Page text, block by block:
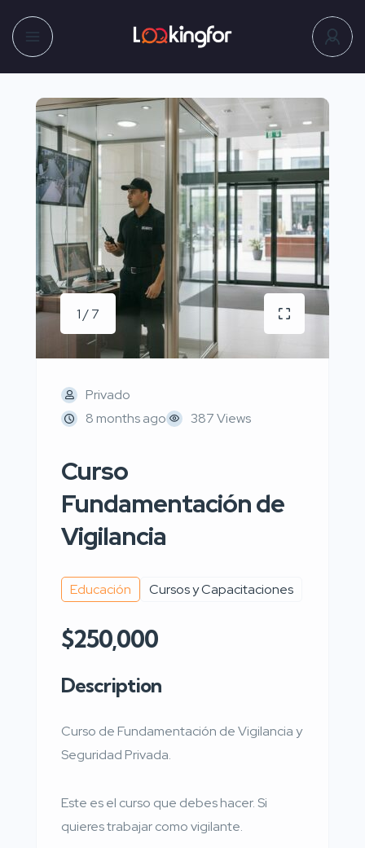
1 / 7
Privado
8 months ago
387 Views
Curso
Fundamentación de
Vigilancia
Educación Cursos y Capacitaciones
$250,000
Description
Curso de Fundamentación de Vigilancia y
Seguridad Privada.
Este es el curso que debes hacer. Si
quieres trabajar como vigilante.